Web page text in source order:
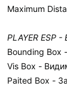
Maximum
PLAYER ESP -
Bounding Box
Vis Box -
Paited Box -